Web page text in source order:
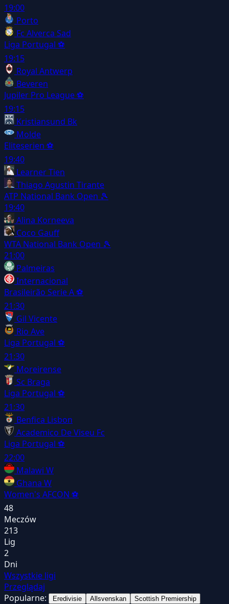
19:00
Porto
Fc Alverca Sad
Liga Portugal ⚽
19:15
Royal Antwerp
Beveren
Jupiler Pro League⚽
19:15
Kristiansund Bk
Molde
Eliteserien ⚽
19:40
Learner Tien
Thiago Agustin Tirante
ATP National Bank Open 🎾
19:40
Alina Korneeva
Coco Gauff
WTA National Bank Open 🎾
21:00
Palmeiras
Internacional
Brasileirão Serie A⚽
21:30
Gil Vicente
Rio Ave
Liga Portugal ⚽
21:30
Moreirense
Sc Braga
Liga Portugal ⚽
21:30
Benfica Lisbon
Academico De Viseu Fc
Liga Portugal ⚽
22:00
Malawi W
Ghana W
Women's AFCON ⚽
48
Meczów
213
Lig
2
Dni
Wszystkie ligi
Przeglądaj
Popularne:
Eredivisie Allsvenskan
Scottish Premiership